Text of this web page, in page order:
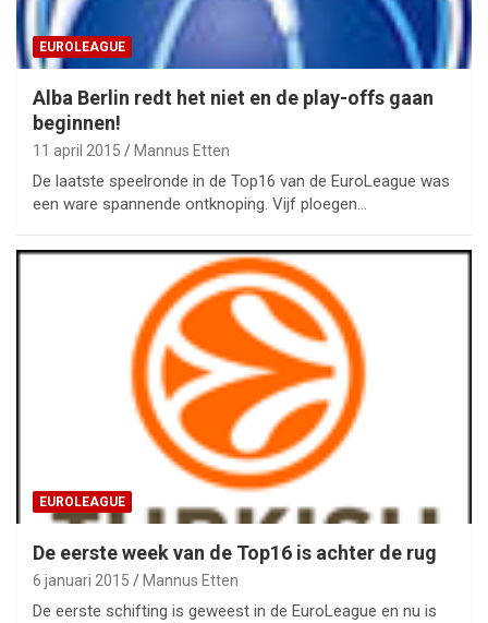
EUROLEAGUE
Alba Berlin redt het niet en de play-offs gaan
beginnen!
11 april 2015 Mannus Etten
De laatste speelronde in de Top16 van de EuroLeague was
een ware spannende ontknoping. Vijf ploegen…
EUROLEAGUE
De eerste week van de Top16 is achter de rug
6 januari 2015 Mannus Etten
De eerste schifting is geweest in de EuroLeague en nu is